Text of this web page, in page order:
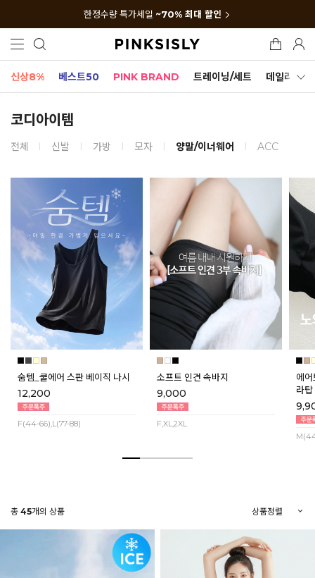
한정수량 특가세일 ~70% 최대 할인
신상8% 베스트50 PINK BRAND 트레이닝/세트 데일리세트
코디아이템
전체 신발 가방 모자 양말/이너웨어 ACC
숨템_쿨에어 스판 베이직 나시
12,200
F(44-66),L(77-88)
소프트 인견 속바지
9,000
F,XL,2XL
에
라탑
총 45개의 상품